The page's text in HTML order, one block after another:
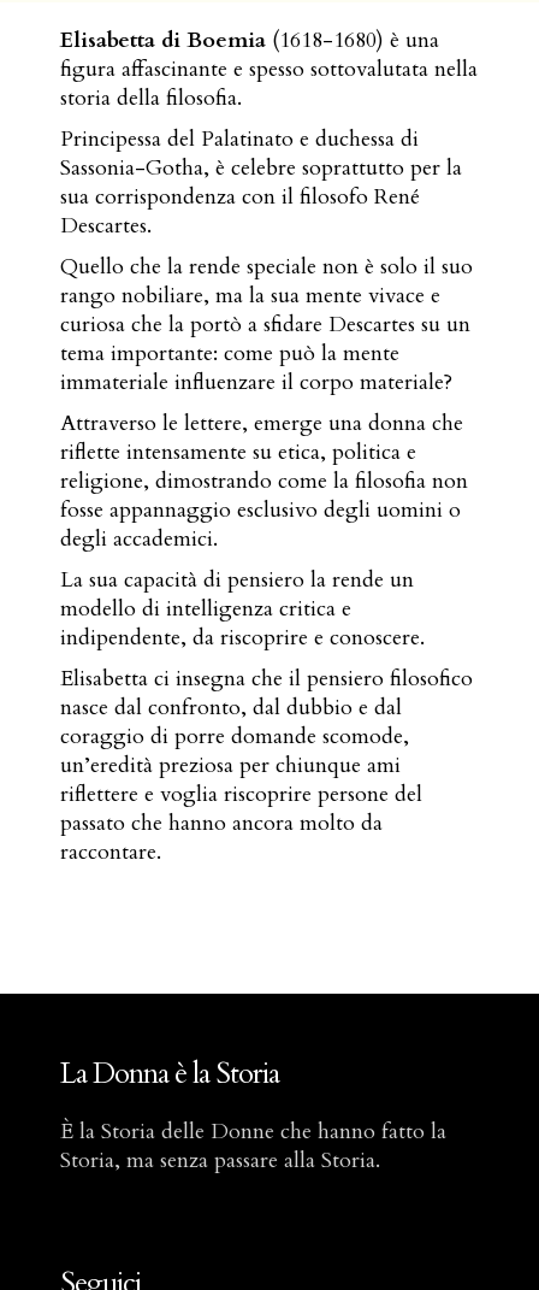
Elisabetta di Boemia (1618-1680) è una
figura affascinante e spesso sottovalutata nella
storia della filosofia.
Principessa del Palatinato e duchessa di
Sassonia-Gotha, è celebre soprattutto per la
sua corrispondenza con il filosofo René
Descartes.
Quello che la rende speciale non è solo il suo
rango nobiliare, ma la sua mente vivace e
curiosa che la portò a sfidare Descartes su un
tema importante: come può la mente
immateriale influenzare il corpo materiale?
Attraverso le lettere, emerge una donna che
riflette intensamente su etica, politica e
religione, dimostrando come la filosofia non
fosse appannaggio esclusivo degli uomini o
degli accademici.
La sua capacità di pensiero la rende un
modello di intelligenza critica e
indipendente, da riscoprire e conoscere.
Elisabetta ci insegna che il pensiero filosofico
nasce dal confronto, dal dubbio e dal
coraggio di porre domande scomode,
un’eredità preziosa per chiunque ami
riflettere e voglia riscoprire persone del
passato che hanno ancora molto da
raccontare.
La Donna è la Storia
È la Storia delle Donne che hanno fatto la
Storia, ma senza passare alla Storia.